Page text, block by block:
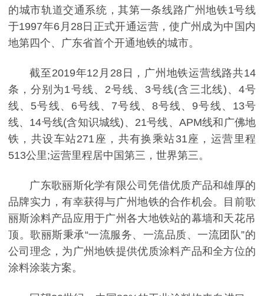
的城市轨道交通系统，其第一条线路广州地铁1号线
于1997年6月28日正式开通运营，使广州成为中国内
地第四个、广东省首个开通地铁的城市。
截至2019年12月28日，广州地铁运营线路共14
条，分别为1号线、2号线、3号线(含三北线)、4号
线、5号线、6号线、7号线、8号线、9号线、13号
线、14号线(含知识城线)、21号线、APM线和广佛地
铁，共设车站271座，共有换乘站31座，运营里程
513公里;运营里程居中国第三，世界第三。
广东歌丽斯化学有限公司凭借优质产品和雄厚的
品牌实力，有幸获得与广州地铁的合作机会。目前歌
丽斯涂料产品应用于广州各大地铁站的幕墙和天花吊
顶。歌丽斯秉承“一流服务、一流品质、一流团队”的
公司理念，为广州地铁提供优质涂料产品和全方位的
涂料涂装方案。